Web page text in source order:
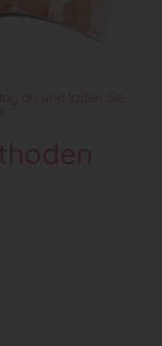
an und laden Sie